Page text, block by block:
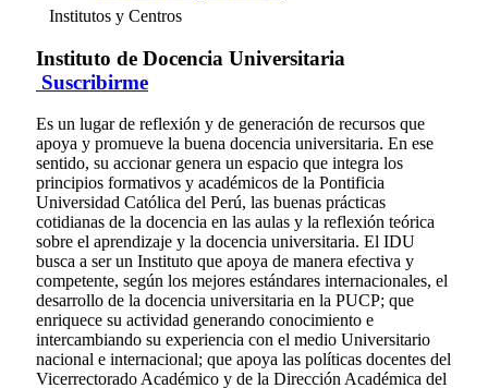
Institutos y Centros
Instituto de Docencia Universitaria
Suscribirme
Es un lugar de reflexión y de generación de recursos que
apoya y promueve la buena docencia universitaria. En ese
sentido, su accionar genera un espacio que integra los
principios formativos y académicos de la Pontificia
Universidad Católica del Perú, las buenas prácticas
cotidianas de la docencia en las aulas y la reflexión teórica
sobre el aprendizaje y la docencia universitaria. El IDU
busca a ser un Instituto que apoya de manera efectiva y
competente, según los mejores estándares internacionales, el
desarrollo de la docencia universitaria en la PUCP; que
enriquece su actividad generando conocimiento e
intercambiando su experiencia con el medio Universitario
nacional e internacional; que apoya las políticas docentes del
Vicerrectorado Académico y de la Dirección Académica del